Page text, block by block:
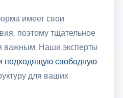
имеет свои
поэтому тщательное
важным. Наши эксперты
подходящую свободную
для ваших